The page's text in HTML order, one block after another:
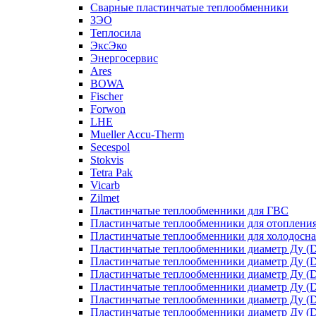
Сварные пластинчатые теплообменники
ЗЭО
Теплосила
ЭксЭко
Энергосервис
Ares
BOWA
Fischer
Forwon
LHE
Mueller Accu-Therm
Secespol
Stokvis
Tetra Pak
Vicarb
Zilmet
Пластинчатые теплообменники для ГВС
Пластинчатые теплообменники для
Пластинчатые теплообменники для
Пластинчатые теплообменники диаметр Ду
Пластинчатые теплообменники диаметр Ду
Пластинчатые теплообменники диаметр Ду
Пластинчатые теплообменники диаметр Ду
Пластинчатые теплообменники диаметр Ду
Пластинчатые теплообменники диаметр Ду